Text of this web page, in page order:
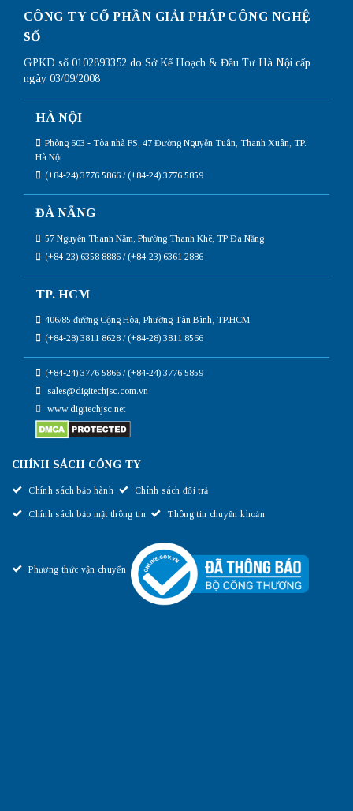
CÔNG TY CỔ PHẦN GIẢI PHÁP CÔNG NGHỆ
SỐ
GPKD số 0102893352 do Sở Kế Hoạch & Đầu Tư Hà Nội cấp
ngày 03/09/2008
HÀ NỘI
Phòng 603 - Tòa nhà FS, 47 Đường Nguyễn Tuân, Thanh Xuân, TP.
Hà Nội
(+84-24) 3776 5866 / (+84-24) 3776 5859
ĐÀ NẴNG
57 Nguyễn Thanh Năm, Phường Thanh Khê, TP Đà Nẵng
(+84-23) 6358 8886 / (+84-23) 6361 2886
TP. HCM
406/85 đường Cộng Hòa, Phường Tân Bình, TP.HCM
(+84-28) 3811 8628 / (+84-28) 3811 8566
(+84-24) 3776 5866 / (+84-24) 3776 5859
sales@digitechjsc.com.vn
www.digitechjsc.net
CHÍNH SÁCH CÔNG TY
Chính sách bảo hành Chính sách đổi trả
Chính sách bảo mật thông tin Thông tin chuyển khoản
Phương thức vận chuyển